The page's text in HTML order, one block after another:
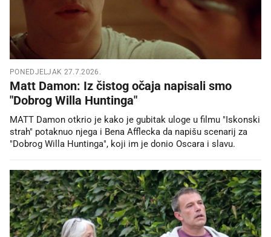
PONEDJELJAK 27.7.2026.
Matt Damon: Iz čistog očaja napisali smo
"Dobrog Willa Huntinga"
MATT Damon otkrio je kako je gubitak uloge u filmu "Iskonski
strah" potaknuo njega i Bena Afflecka da napišu scenarij za
"Dobrog Willa Huntinga", koji im je donio Oscara i slavu.